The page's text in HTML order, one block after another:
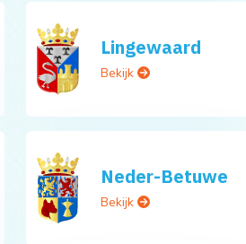
Lingewaard
Bekijk
Neder-Betuwe
Bekijk